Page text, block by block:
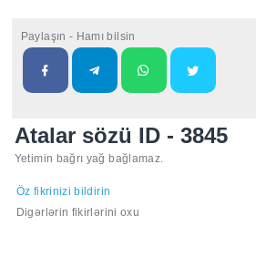
Paylaşın - Hamı bilsin
Atalar sözü ID - 3845
Yetimin bağrı yağ bağlamaz.
Öz fikrinizi bildirin
Digərlərin fikirlərini oxu